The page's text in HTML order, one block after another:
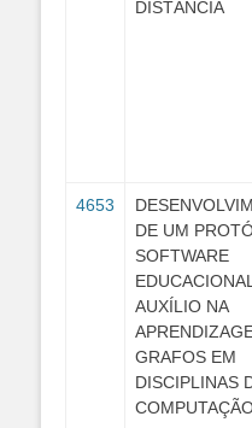
DISTÂNCIA
4653
DE UM
SOFTWARE
AUXÍLIO NA
GRAFOS EM
DISCIPLINAS